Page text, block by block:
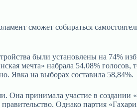
сможет собираться
были установлены на 74%
мечта» набрала 54,08% голосов,
Явка на выборах составила 58,84%.
принимала участие в создании
Однако партия